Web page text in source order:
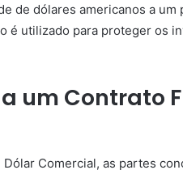
de dólares americanos a
é utilizado para proteger os
um Contrato
Comercial, as partes